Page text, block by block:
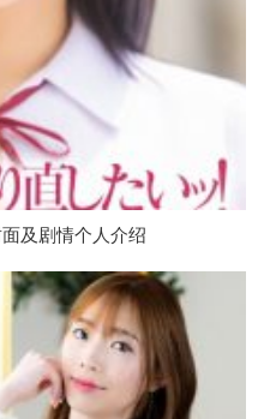
及剧情个人介绍